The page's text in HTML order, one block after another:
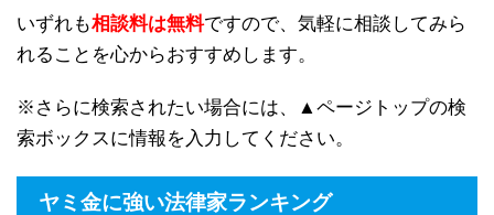
いずれも相談料は無料ですので、気軽に相談してみら
れることを心からおすすめします。
※さらに検索されたい場合には、▲ページトップの検
索ボックスに情報を入力してください。
ヤミ金に強い法律家ランキング